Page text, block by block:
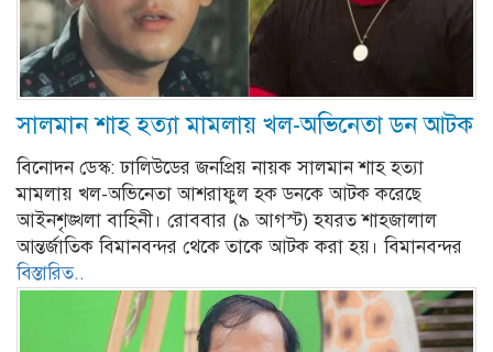
সালমান শাহ হত্যা মামলায় খল-অভিনেতা ডন আটক
বিনোদন ডেস্ক: ঢালিউডের জনপ্রিয় নায়ক সালমান শাহ হত্যা
মামলায় খল-অভিনেতা আশরাফুল হক ডনকে আটক করেছে
আইনশৃঙ্খলা বাহিনী। রোববার (৯ আগস্ট) হযরত শাহজালাল
আন্তর্জাতিক বিমানবন্দর থেকে তাকে আটক করা হয়। বিমানবন্দর
বিস্তারিত..